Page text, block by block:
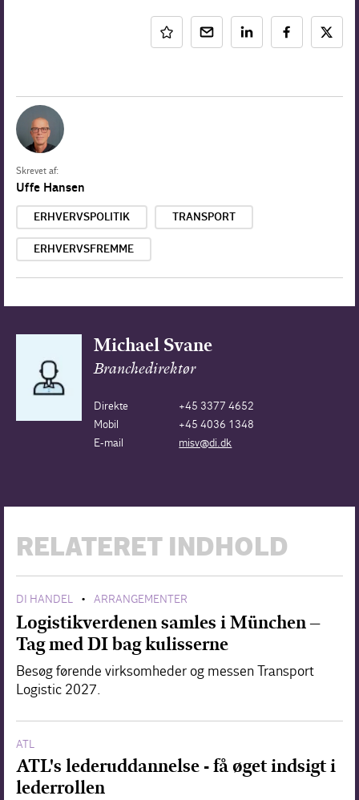
Skrevet af:
Uffe Hansen
ERHVERVSPOLITIK TRANSPORT
ERHVERVSFREMME
Michael Svane
Branchedirektør
Direkte
+45 3377 4652
Mobil
+45 4036 1348
E-mail
misv@di.dk
RELATERET INDHOLD
DI HANDEL • ARRANGEMENTER
Logistikverdenen samles i München –
Tag med DI bag kulisserne
Besøg førende virksomheder og messen Transport
Logistic 2027.
ATL
ATL's lederuddannelse - få øget indsigt i
lederrollen